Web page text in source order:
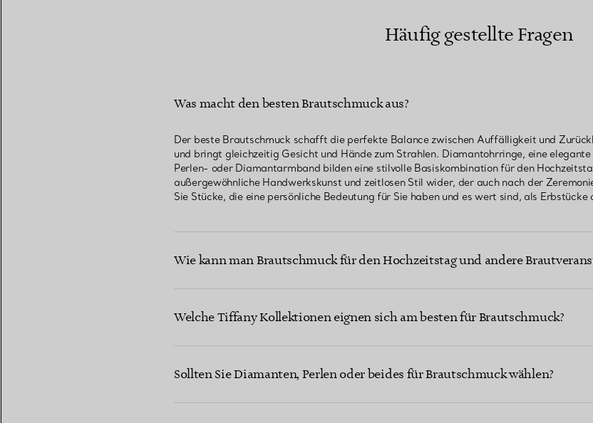
Häufig gestellte Fragen
Was macht den besten Brautschmuck aus?
Der beste Brautschmuck schafft die perfekte Balance zwischen Auffälligkeit und
und bringt gleichzeitig Gesicht und Hände zum Strahlen. Diamantohrringe, eine
Perlen- oder Diamantarmband bilden eine stilvolle Basiskombination für den
außergewöhnliche Handwerkskunst und zeitlosen Stil wider, der auch nach der
Sie Stücke, die eine persönliche Bedeutung für Sie haben und es wert sind, als
Wie kann man Brautschmuck für den Hochzeitstag und andere
Welche Tiffany Kollektionen eignen sich am besten für Brautschmuck?
Sollten Sie Diamanten, Perlen oder beides für Brautschmuck wählen?